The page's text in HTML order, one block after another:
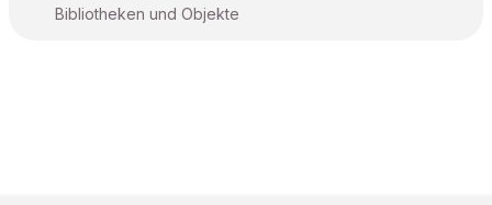
Bibliotheken und Objekte